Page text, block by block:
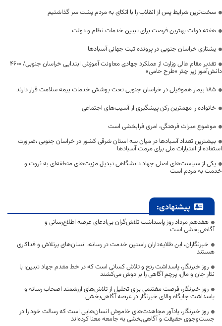
سخت‌ترین شرایط پس از انقلاب را با اتکای به مردم پشت سر گذاشتیم
هفته دولت بهترین فرصت برای تبیین خدمات نظام و دولت
یشتازی خراسان جنوبی در پرونده ثبت جهانی آسبادها
تقدیر مقام عالی وزارت از عملکرد جهادی معاونت آموزش ابتدایی خراسان جنوبی/ ۴۶۰۰
دانش‌آموز زیر چتر «طرح حامی»
۱۸۵ بیمار هموفیلی در خراسان جنوبی تحت پوشش خدمات بیمه سلامت قرار دارند
خانواده را مهمترین رکن پیشگیری از آسیب‌های اجتماعی
موضوع میراث فرهنگی، امری فرابخشی است
بیشترین تعداد آسبادها در میان سه استان شرقی کشور در خراسان جنوبی ،ضرورت
استفاده از اعتبارات ملی برای مرمت آسبادها
یکی از سیاست‌های اصلی جهاد دانشگاهی تبدیل مزیت‌های منطقه‌ای به ثروت و
خدمت به مردم است
پیشنهادی:
هفدهم مرداد روز پاسداشت تلاش‌گران بی‌ادعای عرصه اطلاع‌رسانی و
آگاهی‌بخشی است
خبرنگاران، این طلایه‌داران راستین خدمت در رسانه، انسان‌های پرتلاش و فداکاری
هستند
روز خبرنگار، پاسداشت رنج و تلاش کسانی است که در خط مقدم جهاد تبیین، با
نثار جان و مال، پرچم آگاهی را بر دوش می‌کشند
روز خبرنگار، فرصت مغتنمی برای تجلیل از تلاش‌های ارزشمند اصحاب رسانه و
پاسداشت جایگاه والای خبرنگار در عرصه آگاهی‌بخشی
روز خبرنگار، یادآور مجاهدت‌های خاموش انسان‌هایی است که رسالت خود را در
جست‌وجوی حقیقت و آگاهی‌بخشی به جامعه معنا کرده‌اند